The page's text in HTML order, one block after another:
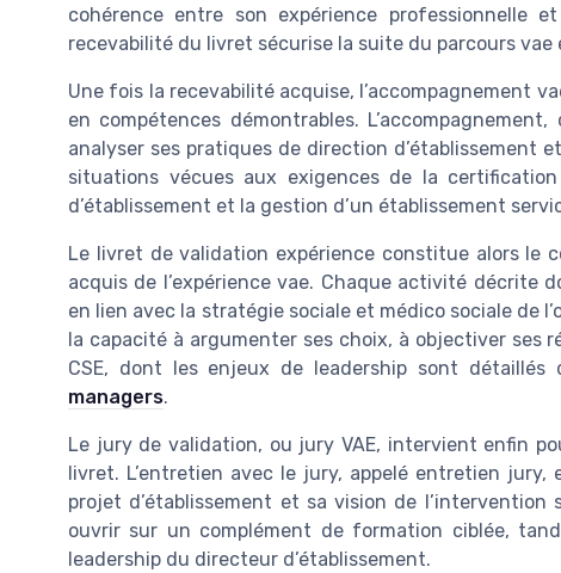
cohérence entre son expérience professionnelle
recevabilité du livret sécurise la suite du parcours
Une fois la recevabilité acquise, l’accompagnement
en compétences démontrables.
analyser ses pratiques de direction d’établissement
situations vécues aux exigences de la
d’établissement et la gestion d’un établissement
Le livret de validation expérience constitue alors le
acquis de l’expérience vae. Chaque activité décrite
en lien avec la stratégie sociale et médico sociale de
la capacité à argumenter ses choix, à objectiver ses
CSE, dont les enjeux de leadership sont
managers.
Le jury de validation, ou jury VAE, intervient enfin
livret. L’entretien avec le jury, appelé entretien
projet d’établissement et sa vision de
ouvrir sur un complément de formation ciblée,
leadership du directeur d’établissement.